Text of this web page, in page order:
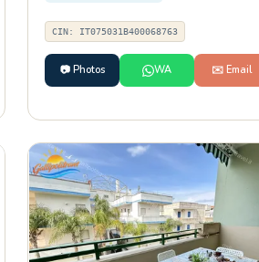
CIN: IT075031B400068763
📷 Photos WA ✉️ Email